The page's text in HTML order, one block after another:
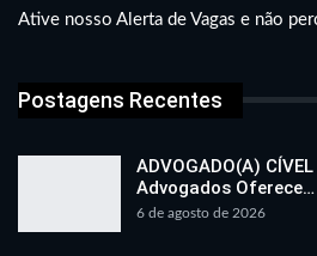
Ative nosso Alerta de Vagas e não
Postagens Recentes
ADVOGADO(A)
Advogados Oferece…
6 de agosto de 2026